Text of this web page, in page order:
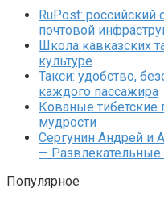
RuPost: российский
почтовой
Школа кавказских
культуре
Такси: удобство,
каждого пассажира
Кованые
мудрости
Сергунин Андрей и
— Развлекательные
Популярное